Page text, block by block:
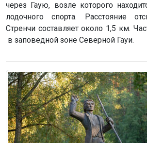
через Гаую, возле которого
лодочного спорта. Расстояние
Стренчи составляет около 1,5 км.
в заповедной зоне Северной Гауи.